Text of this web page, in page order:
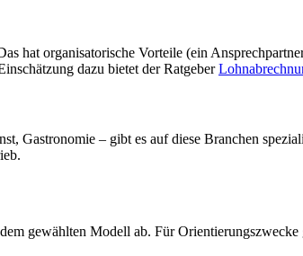
hat organisatorische Vorteile (ein
dazu bietet der Ratgeber
– gibt es auf diese Branchen
gewählten Modell ab. Für